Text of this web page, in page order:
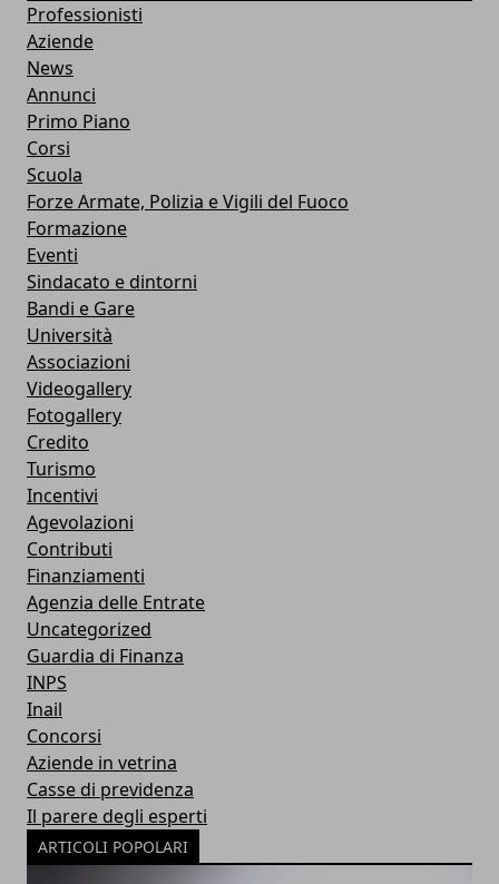
Professionisti
Aziende
News
Annunci
Primo Piano
Corsi
Scuola
Forze Armate, Polizia e Vigili del Fuoco
Formazione
Eventi
Sindacato e dintorni
Bandi e Gare
Università
Associazioni
Videogallery
Fotogallery
Credito
Turismo
Incentivi
Agevolazioni
Contributi
Finanziamenti
Agenzia delle Entrate
Uncategorized
Guardia di Finanza
INPS
Inail
Concorsi
Aziende in vetrina
Casse di previdenza
Il parere degli esperti
ARTICOLI POPOLARI